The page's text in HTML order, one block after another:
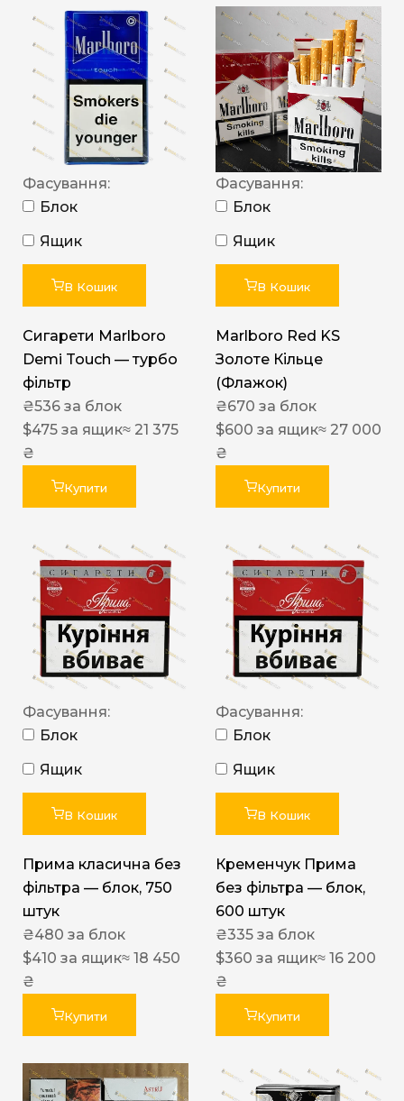
Фасування:
Блок
Ящик
В Кошик
Сигарети Marlboro
Demi Touch — турбо
фільтр
₴536 за блок
$475 за ящик≈ 21 375
₴
Купити
Фасування:
Блок
Ящик
В Кошик
Marlboro Red KS
Золоте Кільце
(Флажок)
₴670 за блок
$600 за ящик≈ 27 000
₴
Купити
Фасування:
Блок
Ящик
В Кошик
Прима класична без
фільтра — блок, 750
штук
₴480 за блок
$410 за ящик≈ 18 450
₴
Купити
Фасування:
Блок
Ящик
В Кошик
Кременчук Прима
без фільтра — блок,
600 штук
₴335 за блок
$360 за ящик≈ 16 200
₴
Купити